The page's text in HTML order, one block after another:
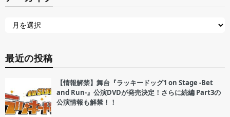
最近の投稿
【情報解禁】舞台『ラッキードッグ1 on Stage -Bet
and Run-』公演DVDが発売決定！さらに続編 Part3の
公演情報も解禁！！